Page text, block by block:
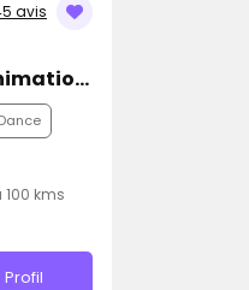
avis
Dj Creat Events Animations
Dance
kms
Profil